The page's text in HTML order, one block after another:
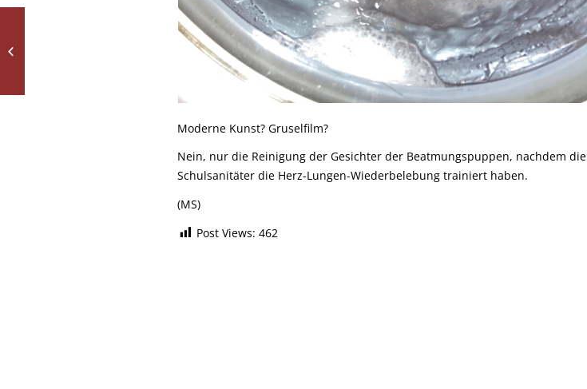
Moderne Kunst? Gruselfilm?
Nein, nur die Reinigung der Gesichter der Beatmungspuppen, nachdem die
Schulsanitäter die Herz-Lungen-Wiederbelebung trainiert haben.
(MS)
Post Views: 462